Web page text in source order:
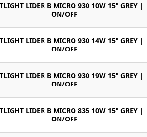
LIDER B MICRO 930 10W 15° GREY |
ON/OFF
LIDER B MICRO 930 14W 15° GREY |
ON/OFF
LIDER B MICRO 930 19W 15° GREY |
ON/OFF
LIDER B MICRO 835 10W 15° GREY |
ON/OFF